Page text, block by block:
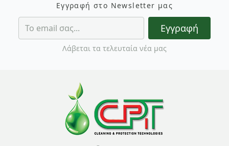
Εγγραφή στο Newsletter μας
Εγγραφή
Λάβεται τα τελευταία νέα μας